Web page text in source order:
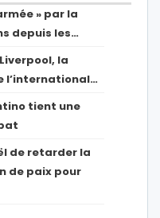
» par la
depuis les…
la
l’international…
tient une
de retarder la
de paix pour